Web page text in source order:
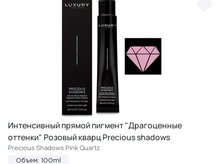
Интенсивный прямой пигмент "Драгоценные
оттенки" Розовый кварц Precious shadows
Precious Shadows Pink Quartz
Объем: 100ml